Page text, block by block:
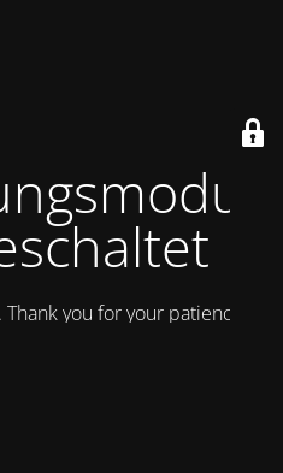
you for your patience!